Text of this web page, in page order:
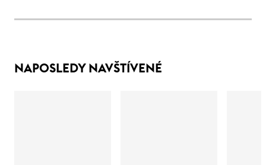
NAPOSLEDY NAVŠTÍVENÉ